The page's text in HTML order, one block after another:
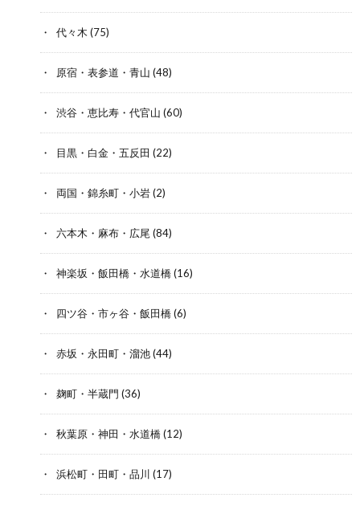
代々木 (75)
原宿・表参道・青山 (48)
渋谷・恵比寿・代官山 (60)
目黒・白金・五反田 (22)
両国・錦糸町・小岩(2)
六本木・麻布・広尾 (84)
神楽坂・飯田橋・水道橋(16)
四ツ谷・市ヶ谷・飯田橋(6)
赤坂・永田町・溜池(44)
麹町・半蔵門 (36)
秋葉原・神田・水道橋(12)
浜松町・田町・品川 (17)